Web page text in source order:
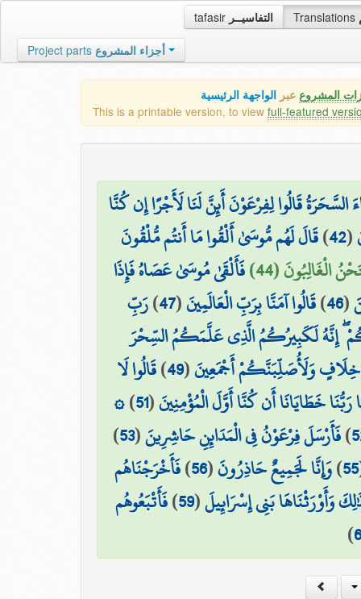
tafasir التفاسيــر Translations
Project parts أجزاء المشروع
المشروع عبر الواجهة الرئيسية
This is a printable version, to view full-featured
السَّحَرَةُ قَالُوا لِفِرْعَوْنَ أَئِنَّ لَنَا لَأَجْرًا إِن كُنَّا
(
42
)قَالَ لَهُم مُّوسَىٰ أَلْقُوا مَا أَنتُم مُّلْقُونَ
الْغَالِبُونَ (44)
فَأَلْقَىٰ مُوسَىٰ عَصَاهُ فَإِذَا
(
46
)قَالُوا آمَنَّا بِرَبِّ الْعَالَمِينَ(
47
)رَبِّ
إِنَّهُ لَكَبِيرُكُمُ الَّذِي عَلَّمَكُمُ السِّحْرَ
وَلَأُصَلِّبَنَّكُمْ أَجْمَعِينَ(
49
)قَالُوا لَا
خَطَايَانَا أَن كُنَّا أَوَّلَ الْمُؤْمِنِينَ(
51
)۞
)فَأَرْسَلَ فِرْعَوْنُ فِي الْمَدَائِنِ حَاشِرِينَ(
53
)
55
)وَإِنَّا لَجَمِيعٌ حَاذِرُونَ(
56
)فَأَخْرَجْنَاهُم
وَأَوْرَثْنَاهَا بَنِي إِسْرَائِيلَ(
59
)فَأَتْبَعُوهُم
)